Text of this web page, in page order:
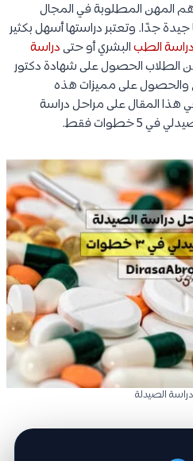
المهن المطلوبة في المجال
جيدة جدًا. وتعتبر دراستها أسهل بكثير
دراسة الطبالبشري أو حتىدراسة
الطلاب الحصول على شهادة دكتور
والحصول على مميزات هذه
هذا المقال على مراحل دراسة
خطوات فقط.
الصيدلة